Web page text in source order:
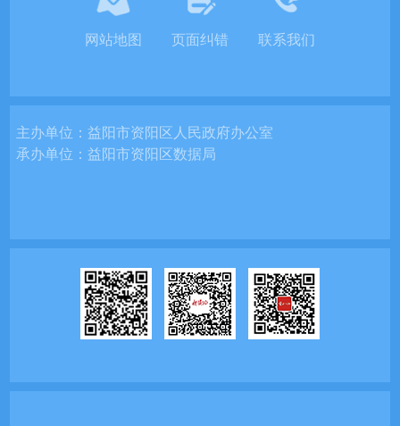
网站地图 页面纠错 联系我们
主办单位：益阳市资阳区人民政府办公室
承办单位：益阳市资阳区数据局